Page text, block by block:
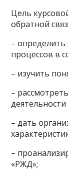
Цель
обратной
–
процессов в
– изучить
–
– дать
–
«РЖД»;